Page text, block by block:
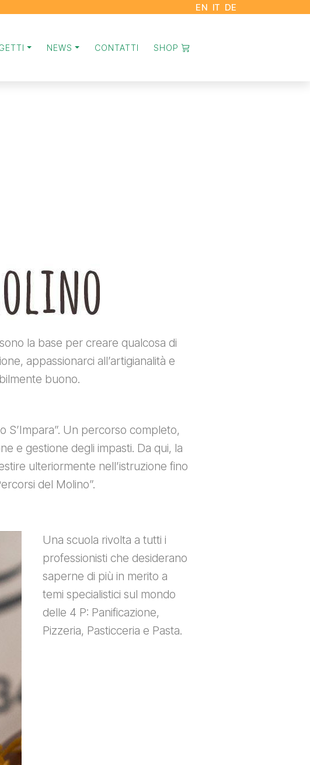
EN IT DE
NEWS CONTATTI SHOP
la base per creare qualcosa di
appassionarci all’artigianalità e
buono.
S’Impara”. Un percorso completo,
e gestione degli impasti. Da qui, la
ulteriormente nell’istruzione fino
del Molino”.
Una scuola rivolta a tutti i
professionisti che desiderano
saperne di più in merito a
temi specialistici sul mondo
delle 4 P: Panificazione,
Pizzeria, Pasticceria e Pasta.